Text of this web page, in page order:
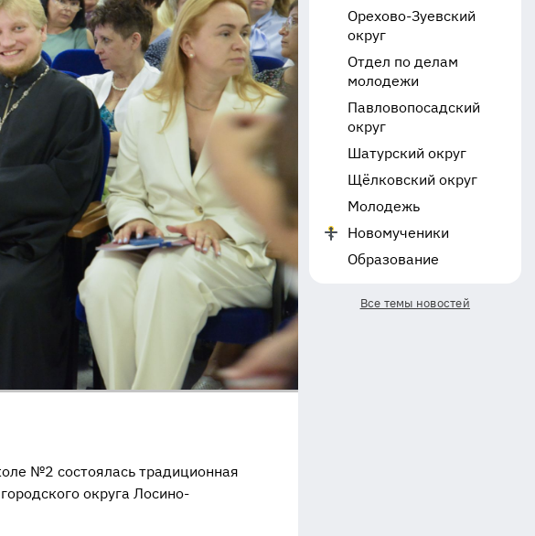
№2 состоялась традиционная
округа Лосино-
Орехово-Зуевский
округ
Отдел по делам
молодежи
Павловопосадский
округ
Шатурский округ
Щёлковский округ
Молодежь
Новомученики
Образование
Все темы новостей